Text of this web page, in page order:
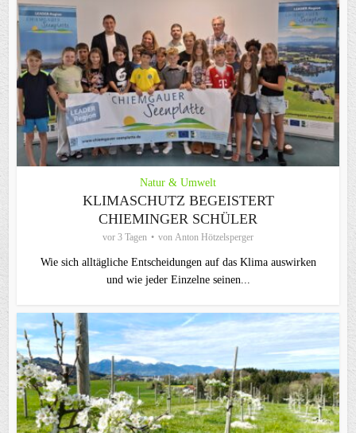
Natur & Umwelt
KLIMASCHUTZ BEGEISTERT
CHIEMINGER SCHÜLER
vor 3 Tagen von Anton Hötzelsperger
Wie sich alltägliche Entscheidungen auf das Klima auswirken
und wie jeder Einzelne seinen...